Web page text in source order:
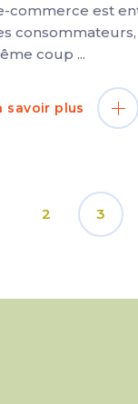
commerce est
coup
savoir plus
2 3